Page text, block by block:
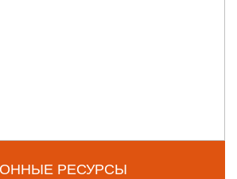
РЕСУРСЫ